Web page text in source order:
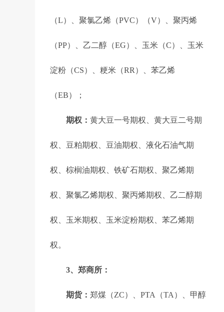
（L）、聚氯乙烯（PVC）（V）、聚丙烯
（PP）、乙二醇（EG）、玉米（C）、玉米
淀粉（CS）、粳米（RR）、苯乙烯
（EB）；
期权： 黄大豆一号期权、黄大豆二号期
权、豆粕期权、豆油期权、液化石油气期
权、棕榈油期权、铁矿石期权、聚乙烯期
权、聚氯乙烯期权、聚丙烯期权、乙二醇期
权、玉米期权、玉米淀粉期权、苯乙烯期
权。
3、郑商所：
期货： 郑煤（ZC）、PTA（TA）、甲醇